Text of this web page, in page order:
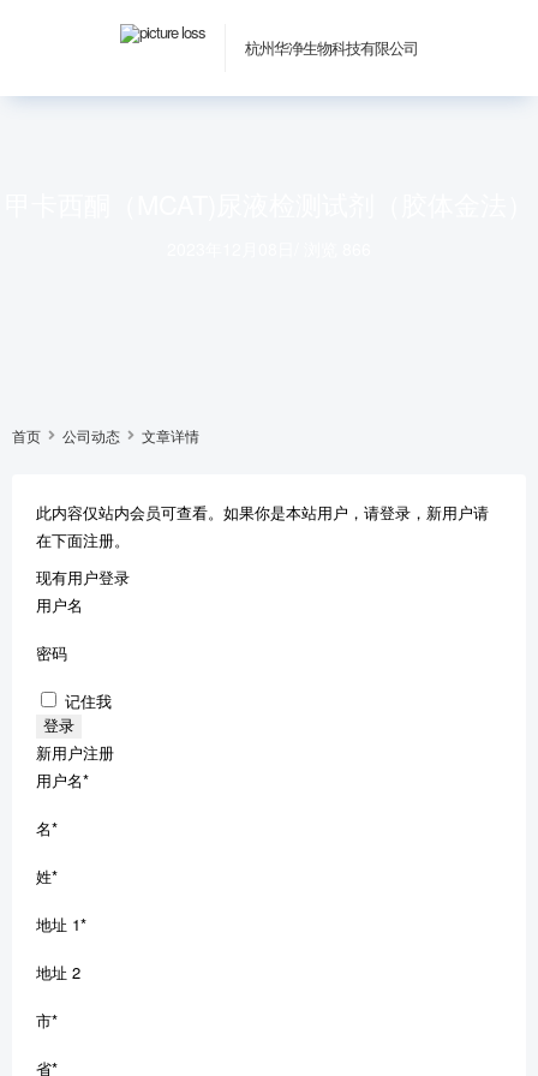
杭州华净生物科技有限公司
首页 公司动态 文章详情
此内容仅站内会员可查看。如果你是本站用户，请登录，新用户请
在下面注册。
现有用户登录
用户名
密码
记住我
新用户注册
用户名*
名*
姓*
地址 1*
地址 2
市*
省*